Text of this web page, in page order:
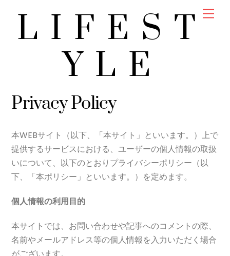
LIFEST
YLE
Privacy Policy
本WEBサイト（以下、「本サイト」といいます。）上で
提供するサービスにおける、ユーザーの個人情報の取扱
いについて、以下のとおりプライバシーポリシー（以
下、「本ポリシー」といいます。）を定めます。
個人情報の利用目的
本サイトでは、お問い合わせや記事へのコメントの際、
名前やメールアドレス等の個人情報を入力いただく場合
がございます。